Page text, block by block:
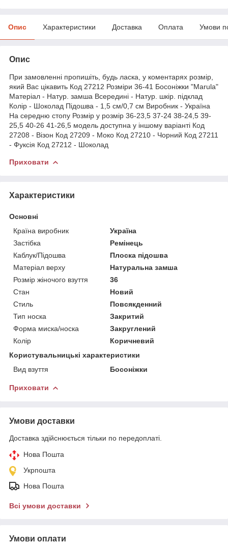
Опис Характеристики Доставка Оплата Умови
Опис
При замовленні пропишіть, будь ласка, у коментарях розмір,
який Вас цікавить Код 27212 Розміри 36-41 Босоніжки "Marula"
Матеріал - Натур. замша Всередині - Натур. шкір. підклад
Колір - Шоколад Підошва - 1,5 см/0,7 см Виробник - Україна
На середню стопу Розмір у розмір 36-23,5 37-24 38-24,5 39-
25,5 40-26 41-26,5 модель доступна у іншому варіанті Код
27208 - Візон Код 27209 - Моко Код 27210 - Чорний Код 27211
- Фуксія Код 27212 - Шоколад
Приховати
Характеристики
Основні
Країна виробник
Україна
Застібка
Ремінець
Каблук/Підошва
Плоска підошва
Матеріал верху
Натуральна замша
Розмір жіночого взуття
36
Стан
Новий
Стиль
Повсякденний
Тип носка
Закритий
Форма миска/носка
Закруглений
Колір
Коричневий
Користувальницькі характеристики
Вид взуття
Босоніжки
Приховати
Умови доставки
Доставка здійснюється тільки по передоплаті.
Нова Пошта
Укрпошта
Нова Пошта
Всі умови доставки
Умови оплати